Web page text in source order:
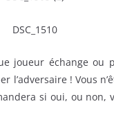
joueur échange ou
! Vous
si oui, ou non,